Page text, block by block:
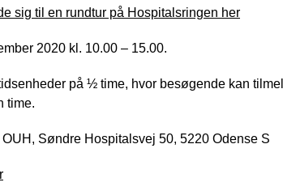
sig til en rundtur på Hospitalsringen her
2020 kl. 10.00 – 15.00.
på ½ time, hvor besøgende kan
time.
Søndre Hospitalsvej 50, 5220 Odense S